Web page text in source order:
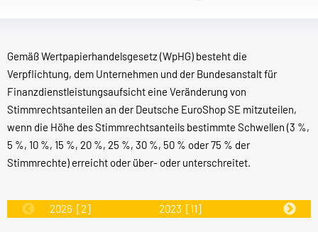
Gemäß Wertpapierhandelsgesetz (WpHG) besteht die
Verpflichtung, dem Unternehmen und der Bundesanstalt für
Finanzdienstleistungsaufsicht eine Veränderung von
Stimmrechtsanteilen an der Deutsche EuroShop SE mitzuteilen,
wenn die Höhe des Stimmrechtsanteils bestimmte Schwellen (3 %,
5 %, 10 %, 15 %, 20 %, 25 %, 30 %, 50 % oder 75 % der
Stimmrechte) erreicht oder über- oder unterschreitet.
2026 [2] 2023 [11] 2022[31]